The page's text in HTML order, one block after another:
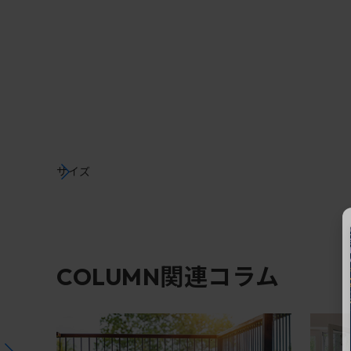
サイズ
COLUMN関連コラム